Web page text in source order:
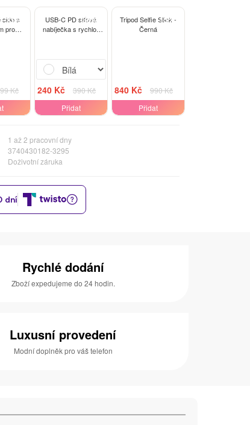
-13%
sklo s
pro
Kč
-38%
USB-C PD síťová
nabíječka s rychlo-
240 Kč
390 Kč
Přidat
-15%
Tripod Selfie Stick -
Černá
840 Kč
990 Kč
Přidat
1 až 2 pracovní dny
3740430182-3295
Doživotní záruka
Rychlé dodání
Zboží expedujeme do 24 hodin.
Luxusní provedení
Modní doplněk pro váš telefon